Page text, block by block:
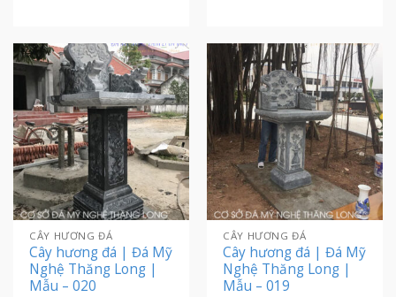
CÂY HƯƠNG ĐÁ
Cây hương đá | Đá Mỹ
Nghệ Thăng Long |
Mẫu – 020
CÂY HƯƠNG ĐÁ
Cây hương đá | Đá Mỹ
Nghệ Thăng Long |
Mẫu – 019